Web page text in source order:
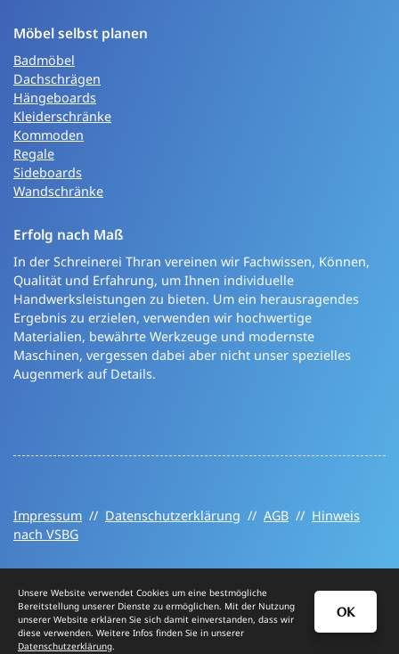
Möbel selbst planen
Badmöbel
Dachschrägen
Hängeboards
Kleiderschränke
Kommoden
Regale
Sideboards
Wandschränke
Erfolg nach Maß
In der Schreinerei Thran vereinen wir Fachwissen, Können,
Qualität und Erfahrung, um Ihnen individuelle
Handwerksleistungen zu bieten. Um ein herausragendes
Ergebnis zu erzielen, verwenden wir hochwertige
Materialien, bewährte Werkzeuge und modernste
Maschinen, vergessen dabei aber nicht unser spezielles
Augenmerk auf Details.
Impressum // Datenschutzerklärung // AGB // Hinweis
nach VSBG
OK
Unsere Website verwendet Cookies um eine bestmögliche
Bereitstellung unserer Dienste zu ermöglichen. Mit der Nutzung
unserer Website erklären Sie sich damit einverstanden, dass wir
diese verwenden. Weitere Infos finden Sie in unserer
Datenschutzerklärung.